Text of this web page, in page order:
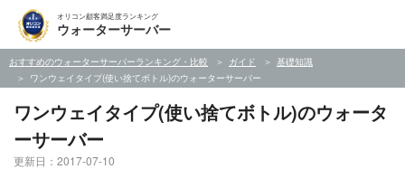
オリコン顧客満足度ランキング
ウォーターサーバー
おすすめのウォーターサーバーランキング・比較 ガイド
基礎知識
ワンウェイタイプ(使い捨てボトル)のウォーターサーバー
ワンウェイタイプ(使い捨てボトル)のウォータ
ーサーバー
更新日：2017-07-10